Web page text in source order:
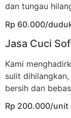
dan tungau
Rp 60.000/
Jasa Cuci
Kami
sulit
bersih dan
Rp 200.000/unit